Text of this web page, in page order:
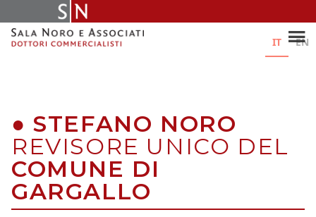
to
content
IT EN
● STEFANO NORO
REVISORE UNICO DEL
COMUNE DI
GARGALLO